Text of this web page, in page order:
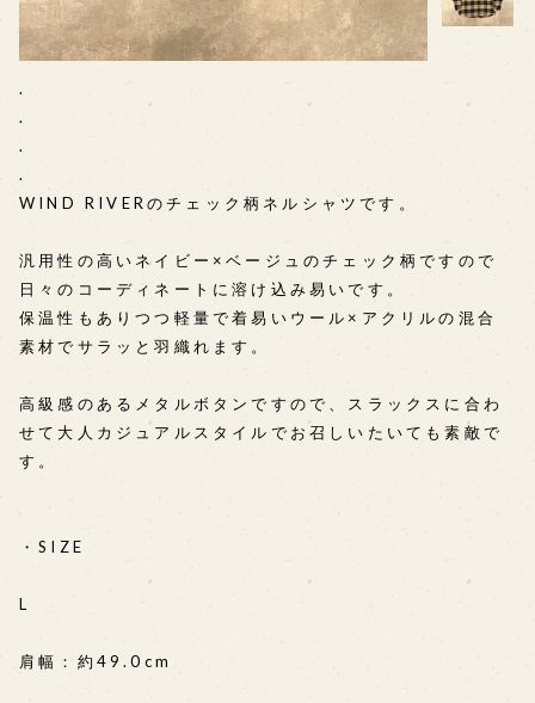
.
.
.
.
WIND RIVERのチェック柄ネルシャツです。
汎用性の高いネイビー×ベージュのチェック柄ですので
日々のコーディネートに溶け込み易いです。
保温性もありつつ軽量で着易いウール×アクリルの混合
素材でサラッと羽織れます。
高級感のあるメタルボタンですので、スラックスに合わ
せて大人カジュアルスタイルでお召しいたいても素敵で
す。
・SIZE
L
肩幅：約49.0cm